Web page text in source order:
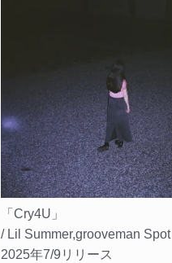
「Cry4U」
/ Lil Summer,grooveman Spot
2025年7/9リリース